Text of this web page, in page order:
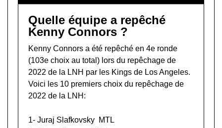
Quelle équipe a repêché
Kenny Connors ?
Kenny Connors a été repêché en 4e ronde
(103e choix au total) lors du repêchage de
2022 de la LNH par les Kings de Los Angeles.
Voici les 10 premiers choix du repêchage de
2022 de la LNH:
1- Juraj Slafkovsky MTL